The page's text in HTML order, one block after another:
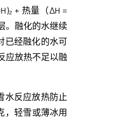
+ 热量（ΔH =
。融化的水继续
已经融化的水可
应放热不足以融
水反应放热防止
，轻雪或薄冰用